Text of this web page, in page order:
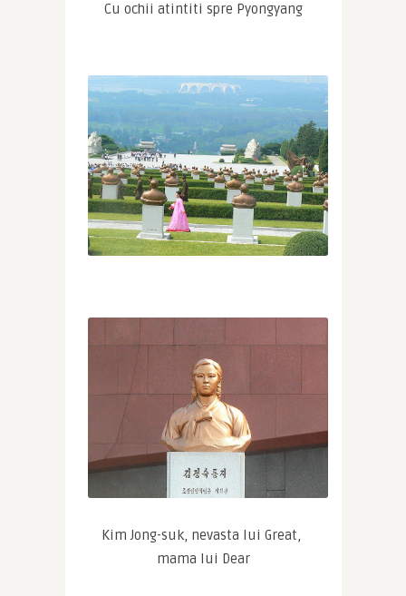
Cu ochii atintiti spre Pyongyang
Kim Jong-suk, nevasta lui Great,
mama lui Dear